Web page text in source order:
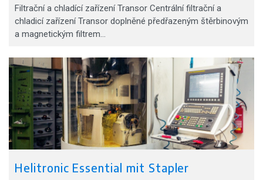
Filtrační a chladící zařízení Transor Centrální filtrační a
chladicí zařízení Transor doplněné předřazeným štěrbinovým
a magnetickým filtrem…
Helitronic Essential mit Stapler